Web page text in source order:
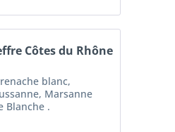
Côtes du Rhône
blanc,
Marsanne
Blanche .